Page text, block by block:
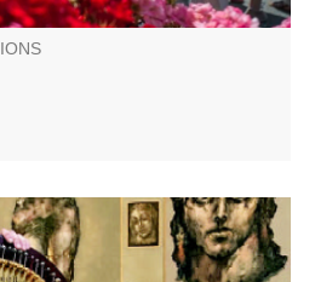
de Coster pour la Harpe et
proposant de grands airs